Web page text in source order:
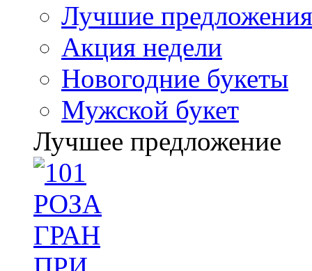
Лучшие предложения
Акция недели
Новогодние букеты
Мужской букет
Лучшее предложение